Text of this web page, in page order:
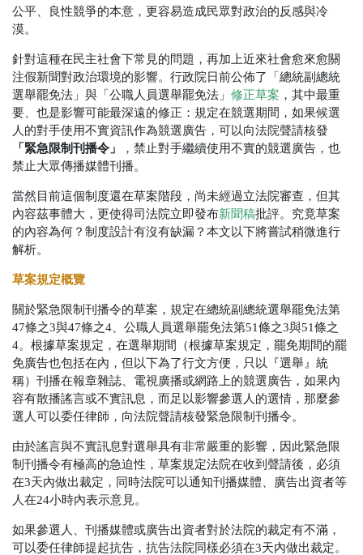
公平、良性競爭的本意，更容易造成民眾對政治的反感與冷
漠。
針對這種在民主社會下常見的問題，再加上近來社會愈來愈關
注假新聞對政治環境的影響。行政院日前公佈了「總統副總統
選舉罷免法」與「公職人員選舉罷免法」 修正草案 ，其中最重
要、也是影響可能最深遠的修正：規定在競選期間，如果候選
人的對手使用不實資訊作為競選廣告，可以向法院聲請核發
「緊急限制刊播令」
，禁止對手繼續使用不實的競選廣告，也
禁止大眾傳播媒體刊播。
當然目前這個制度還在草案階段，尚未經過立法院審查，但其
內容茲事體大，更使得司法院立即發布新聞稿批評。究竟草案
的內容為何？制度設計有沒有缺漏？本文以下將嘗試稍微進行
解析。
草案規定概覽
關於緊急限制刊播令的草案，規定在總統副總統選舉罷免法第
47條之3與47條之4、公職人員選舉罷免法第51條之3與51條之
4。根據草案規定，在選舉期間（根據草案規定，罷免期間的罷
免廣告也包括在內，但以下為了行文方便，只以『選舉』統
稱）刊播在報章雜誌、電視廣播或網路上的競選廣告，如果內
容有散播謠言或不實訊息，而足以影響參選人的選情，那麼參
選人可以委任律師，向法院聲請核發緊急限制刊播令。
由於謠言與不實訊息對選舉具有非常嚴重的影響，因此緊急限
制刊播令有極高的急迫性，草案規定法院在收到聲請後，必須
在3天內做出裁定，同時法院可以通知刊播媒體、廣告出資者等
人在24小時內表示意見。
如果參選人、刊播媒體或廣告出資者對於法院的裁定有不滿，
可以委任律師提起抗告，抗告法院同樣必須在3天內做出裁定。